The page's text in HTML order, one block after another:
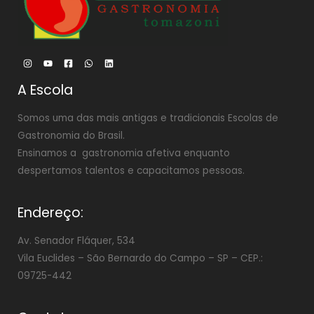
A Escola
Somos uma das mais antigas e tradicionais Escolas de
Gastronomia do Brasil.
Ensinamos a gastronomia afetiva enquanto
despertamos talentos e capacitamos pessoas.
Endereço:
Av. Senador Fláquer, 534
Vila Euclides – São Bernardo do Campo – SP – CEP.:
09725-442